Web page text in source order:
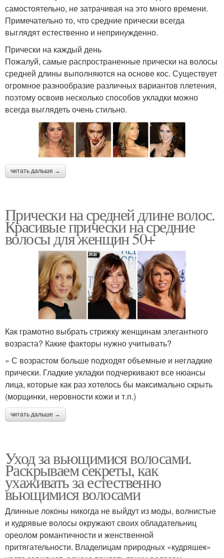
самостоятельно, не затрачивая на это много времени.
Примечательно то, что средние прически всегда
выглядят естественно и непринужденно.
Прически на каждый день
Пожалуй, самые распространенные прически на волосы
средней длины выполняются на основе кос. Существует
огромное разнообразие различных вариантов плетения,
поэтому освоив несколько способов укладки можно
всегда выглядеть очень стильно.
читать дальше →
Прически на средней длине волос.
Красивые прически на средние
волосы для женщин 50+
Как грамотно выбрать стрижку женщинам элегантного
возраста? Какие факторы нужно учитывать?
» С возрастом больше подходят объемные и негладкие
прически. Гладкие укладки подчеркивают все нюансы
лица, которые как раз хотелось бы максимально скрыть
(морщинки, неровности кожи и т.п.)
читать дальше →
Уход за вьющимися волосами.
Раскрываем секреты, как
ухаживать за естественно
вьющимися волосами
Длинные локоны никогда не выйдут из моды, волнистые
и кудрявые волосы окружают своих обладательниц
ореолом романтичности и женственной
притягательности. Владелицам природных «кудряшек»